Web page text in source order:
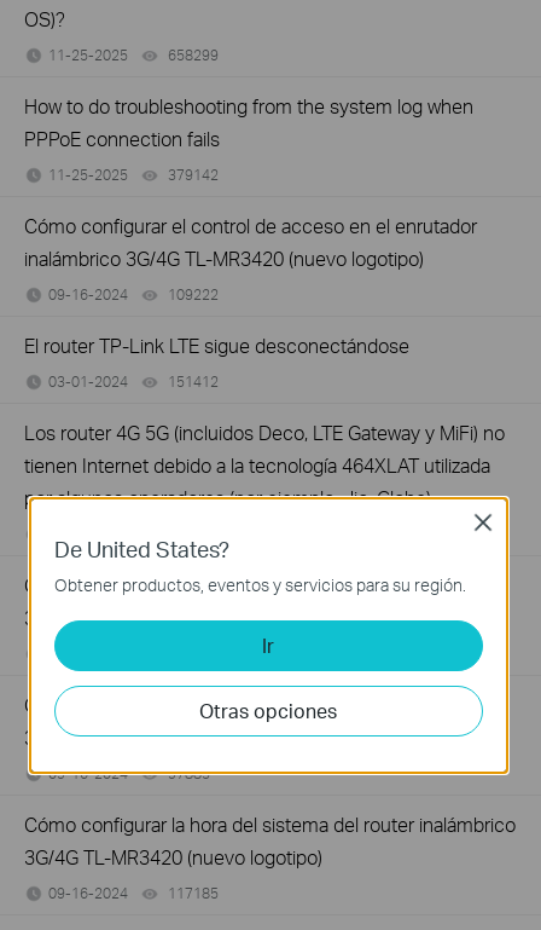
OS)?
11-25-2025 658299
How to do troubleshooting from the system log when
PPPoE connection fails
11-25-2025 379142
Cómo configurar el control de acceso en el enrutador
inalámbrico 3G/4G TL-MR3420 (nuevo logotipo)
09-16-2024 109222
El router TP-Link LTE sigue desconectándose
03-01-2024 151412
Los router 4G 5G (incluidos Deco, LTE Gateway y MiFi) no
tienen Internet debido a la tecnología 464XLAT utilizada
por algunos operadores (por ejemplo, Jio, Globe).
Cómo configurar un túnel IPV6 en el router inalámbrico
3G/4G TL-MR3420 (nuevo logotipo)
09-16-2024
Cómo crear una red de invitados en el router inalámbrico
3G/4G TL-MR3420 (nuevo logotipo)
09-16-2024 97885views
Cómo configurar la hora del sistema del router inalámbrico
3G/4G TL-MR3420 (nuevo logotipo)
09-16-2024 117185
De United States?
Obtener productos, eventos y servicios para su región.
Ir
Otras opciones
Close